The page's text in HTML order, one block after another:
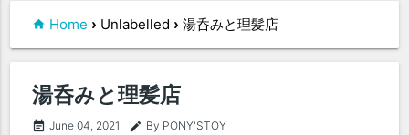
Home › Unlabelled › 湯呑みと理髪店
湯呑みと理髪店
event_note June 04, 2021 edit By PONY'STOY